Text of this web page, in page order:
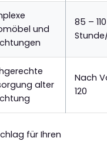
und
85 –
alter
Nach
120
für Ihren